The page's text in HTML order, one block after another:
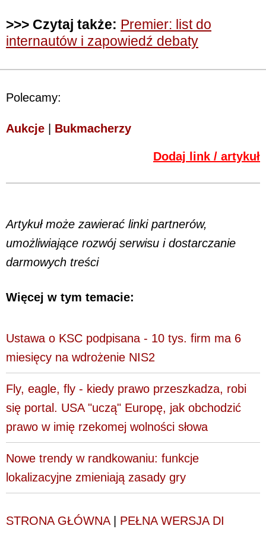
>>> Czytaj także: Premier: list do
internautów i zapowiedź debaty
Polecamy:
Aukcje Bukmacherzy
Dodaj link / artykuł
Artykuł może zawierać linki partnerów,
umożliwiające rozwój serwisu i dostarczanie
darmowych treści
Więcej w tym temacie:
Ustawa o KSC podpisana - 10 tys. firm ma 6
miesięcy na wdrożenie NIS2
Fly, eagle, fly - kiedy prawo przeszkadza, robi
się portal. USA "uczą" Europę, jak obchodzić
prawo w imię rzekomej wolności słowa
Nowe trendy w randkowaniu: funkcje
lokalizacyjne zmieniają zasady gry
STRONA GŁÓWNA| PEŁNA WERSJA DI